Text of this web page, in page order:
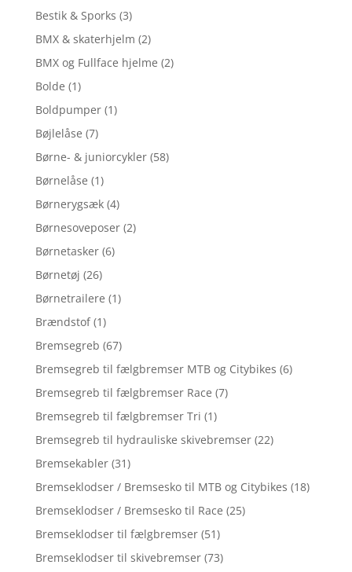
Bestik & Sporks (3)
BMX & skaterhjelm (2)
BMX og Fullface hjelme (2)
Bolde (1)
Boldpumper (1)
Bøjlelåse (7)
Børne- & juniorcykler (58)
Børnelåse (1)
Børnerygsæk (4)
Børnesoveposer (2)
Børnetasker (6)
Børnetøj (26)
Børnetrailere (1)
Brændstof (1)
Bremsegreb (67)
Bremsegreb til fælgbremser MTB og Citybikes (6)
Bremsegreb til fælgbremser Race (7)
Bremsegreb til fælgbremser Tri (1)
Bremsegreb til hydrauliske skivebremser (22)
Bremsekabler (31)
Bremseklodser / Bremsesko til MTB og Citybikes (18)
Bremseklodser / Bremsesko til Race (25)
Bremseklodser til fælgbremser (51)
Bremseklodser til skivebremser (73)